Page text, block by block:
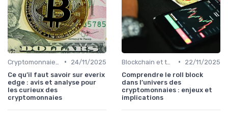
•
24/11/2025
Ce qu’il faut savoir sur everix
edge : avis et analyse pour
les curieux des
cryptomonnaies
•
22/11/2025
Comprendre le roll block
dans l’univers des
cryptomonnaies : enjeux et
implications